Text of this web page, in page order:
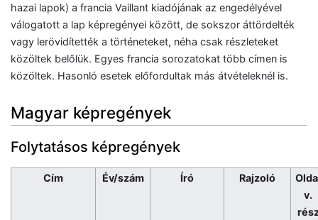
hazai lapok) a francia Vaillant kiadójának az engedélyével
válogatott a lap képregényei között, de sokszor áttördelték
vagy lerövidítették a történeteket, néha csak részleteket
közöltek belőlük. Egyes francia sorozatokat több címen is
közöltek. Hasonló esetek előfordultak más átvételeknél is.
Magyar képregények
Folytatásos képregények
Cím Év/szám Író Rajzoló
v.